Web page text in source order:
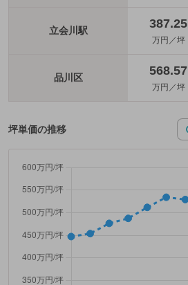
立会川駅 387.25
万円／坪
品川区 568.57
万円／坪
坪単価の推移